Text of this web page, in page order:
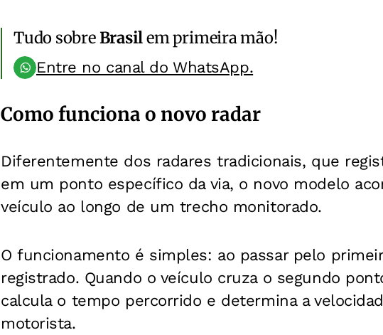
Tudo sobreBrasilem primeira mão!
Entre no canal do WhatsApp.
Como funciona o novo radar
Diferentemente dos radares tradicionais, que
em um ponto específico da via, o novo modelo
veículo ao longo de um trecho monitorado.
O funcionamento é simples: ao passar pelo
registrado. Quando o veículo cruza o segundo
calcula o tempo percorrido e determina a
motorista.